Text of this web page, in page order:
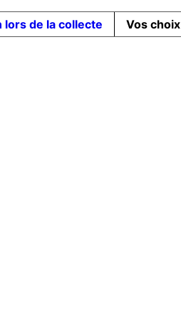
lors de la collecte Vos